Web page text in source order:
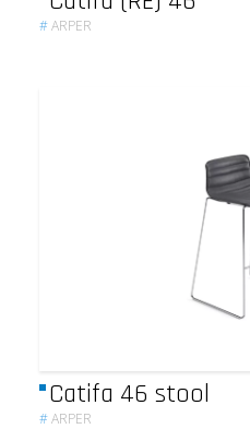
#ARPER
Catifa 46 stool
#ARPER